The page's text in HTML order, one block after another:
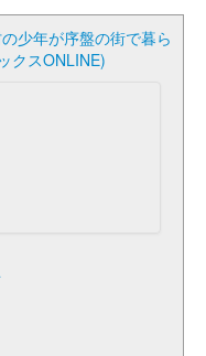
少年が序盤の街で暮ら
クスONLINE)